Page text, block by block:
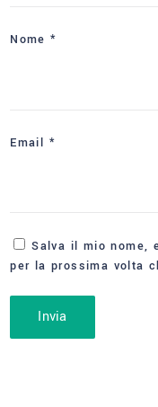
Nome*
Email *
Salva il mio nome,
per la prossima volta